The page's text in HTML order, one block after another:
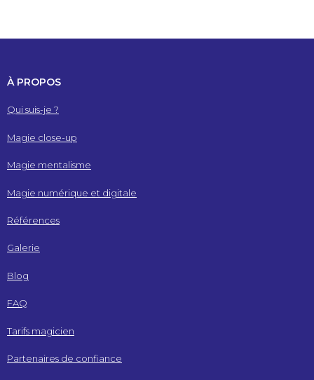
À PROPOS
Qui suis-je ?
Magie close-up
Magie mentalisme
Magie numérique et digitale
Références
Galerie
Blog
FAQ
Tarifs magicien
Partenaires de confiance